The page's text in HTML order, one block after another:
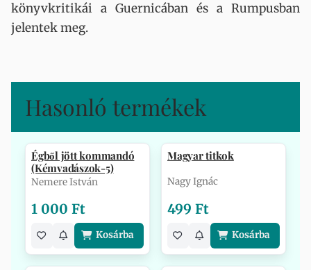
könyvkritikái a Guernicában és a Rumpusban
jelentek meg.
Hasonló termékek
Égből jött kommandó
(Kémvadászok-5)
Nemere István
1 000 Ft
Kosárba
Magyar titkok
Nagy Ignác
499 Ft
Kosárba